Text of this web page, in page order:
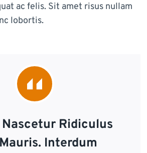
ac felis. Sit amet risus nullam
lobortis.
Ridiculus
Interdum